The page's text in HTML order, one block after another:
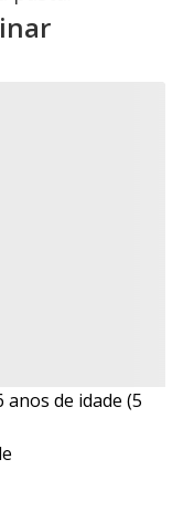
anos de idade (5